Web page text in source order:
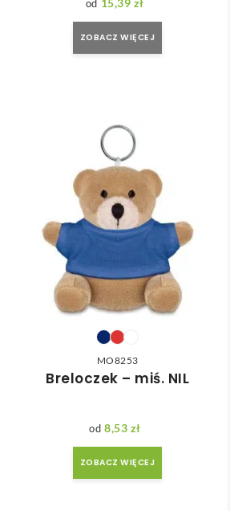
15,39 zł
ZOBACZ WIĘCEJ
MO8253
Breloczek – miś. NIL
8,53 zł
ZOBACZ WIĘCEJ